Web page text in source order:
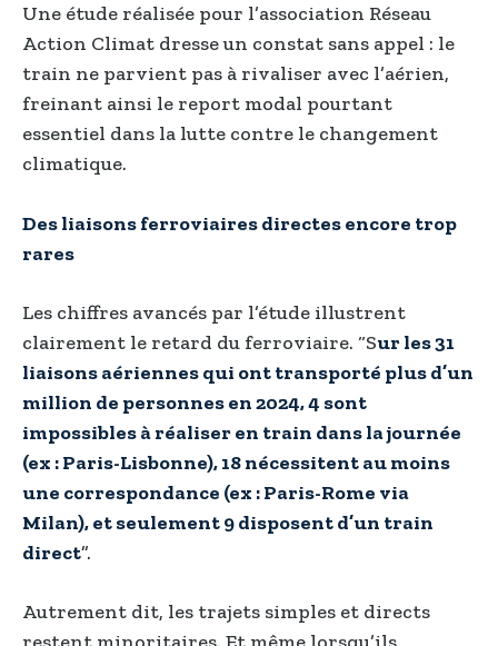
Une étude réalisée pour l’association Réseau
Action Climat dresse un constat sans appel : le
train ne parvient pas à rivaliser avec l’aérien,
freinant ainsi le report modal pourtant
essentiel dans la lutte contre le changement
climatique.
Des liaisons ferroviaires directes encore trop
rares
Les chiffres avancés par l’étude illustrent
clairement le retard du ferroviaire. “Sur les 31
liaisons aériennes qui ont transporté plus d’un
million de personnes en 2024, 4 sont
impossibles à réaliser en train dans la journée
(ex : Paris-Lisbonne), 18 nécessitent au moins
une correspondance (ex : Paris-Rome via
Milan), et seulement 9 disposent d’un train
direct”.
Autrement dit, les trajets simples et directs